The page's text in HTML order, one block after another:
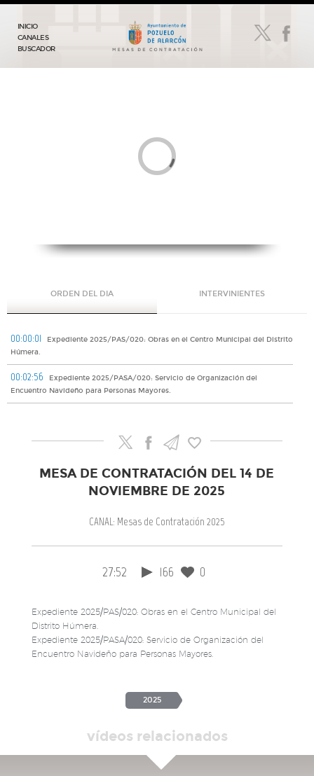
INICIO
CANALES
BUSCADOR
ORDEN DEL DIA INTERVINIENTES
00:00:01
Expediente 2025/PAS/020: Obras en el Centro Municipal del Distrito
Húmera.
00:02:56
Expediente 2025/PASA/020: Servicio de Organización del
Encuentro Navideño para Personas Mayores.
MESA DE CONTRATACIÓN DEL 14 DE
NOVIEMBRE DE 2025
CANAL: Mesas de Contratación 2025
27:52 166 0
Expediente 2025/PAS/020: Obras en el Centro Municipal del
Distrito Húmera.
Expediente 2025/PASA/020: Servicio de Organización del
Encuentro Navideño para Personas Mayores.
2025
vídeos relacionados